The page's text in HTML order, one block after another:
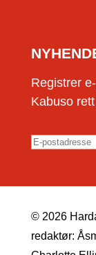
Registrer
Kabuso
© 2026
redaktør: